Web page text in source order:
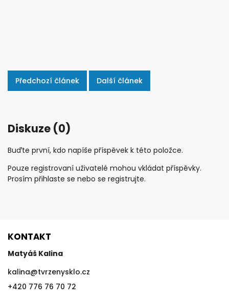
Předchozí článek Další článek
Diskuze (0)
Buďte první, kdo napíše příspěvek k této položce.
Pouze registrovaní uživatelé mohou vkládat příspěvky.
Prosím přihlaste se nebo se registrujte.
KONTAKT
Matyáš Kalina
kalina@tvrzenysklo.cz
+420 776 76 70 72